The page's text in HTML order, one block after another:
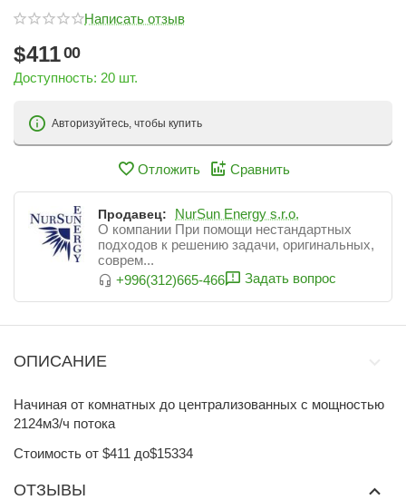
Написать отзыв
$41100
Доступность: 20 шт.
Авторизуйтесь, чтобы купить
Отложить Сравнить
Продавец:
NurSun Energy s.r.o.
О компании При помощи нестандартных
подходов к решению задачи, оригинальных,
соврем...
+996(312)665-466
Задать вопрос
ОПИСАНИЕ
Начиная от комнатных до централизованных с мощностью
2124м3/ч потока
Стоимость от $411 до$15334
ОТЗЫВЫ